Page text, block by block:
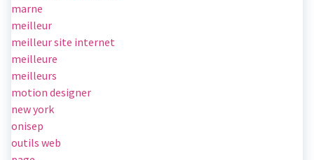
marne
meilleur
meilleur site internet
meilleure
meilleurs
motion designer
new york
onisep
outils web